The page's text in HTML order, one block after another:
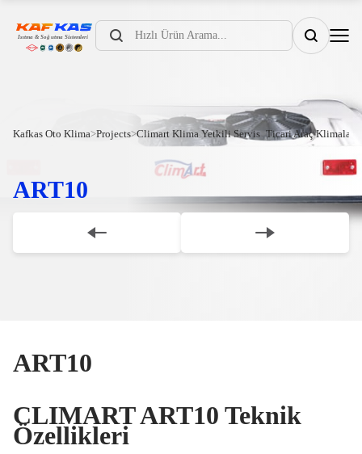
Products
search
Kafkas Oto Klima>Projects>Climart Klima Yetkili Servis>Ticari Araç Klimaları
ART10
ART10
CLIMART ART10 Teknik
Özellikleri